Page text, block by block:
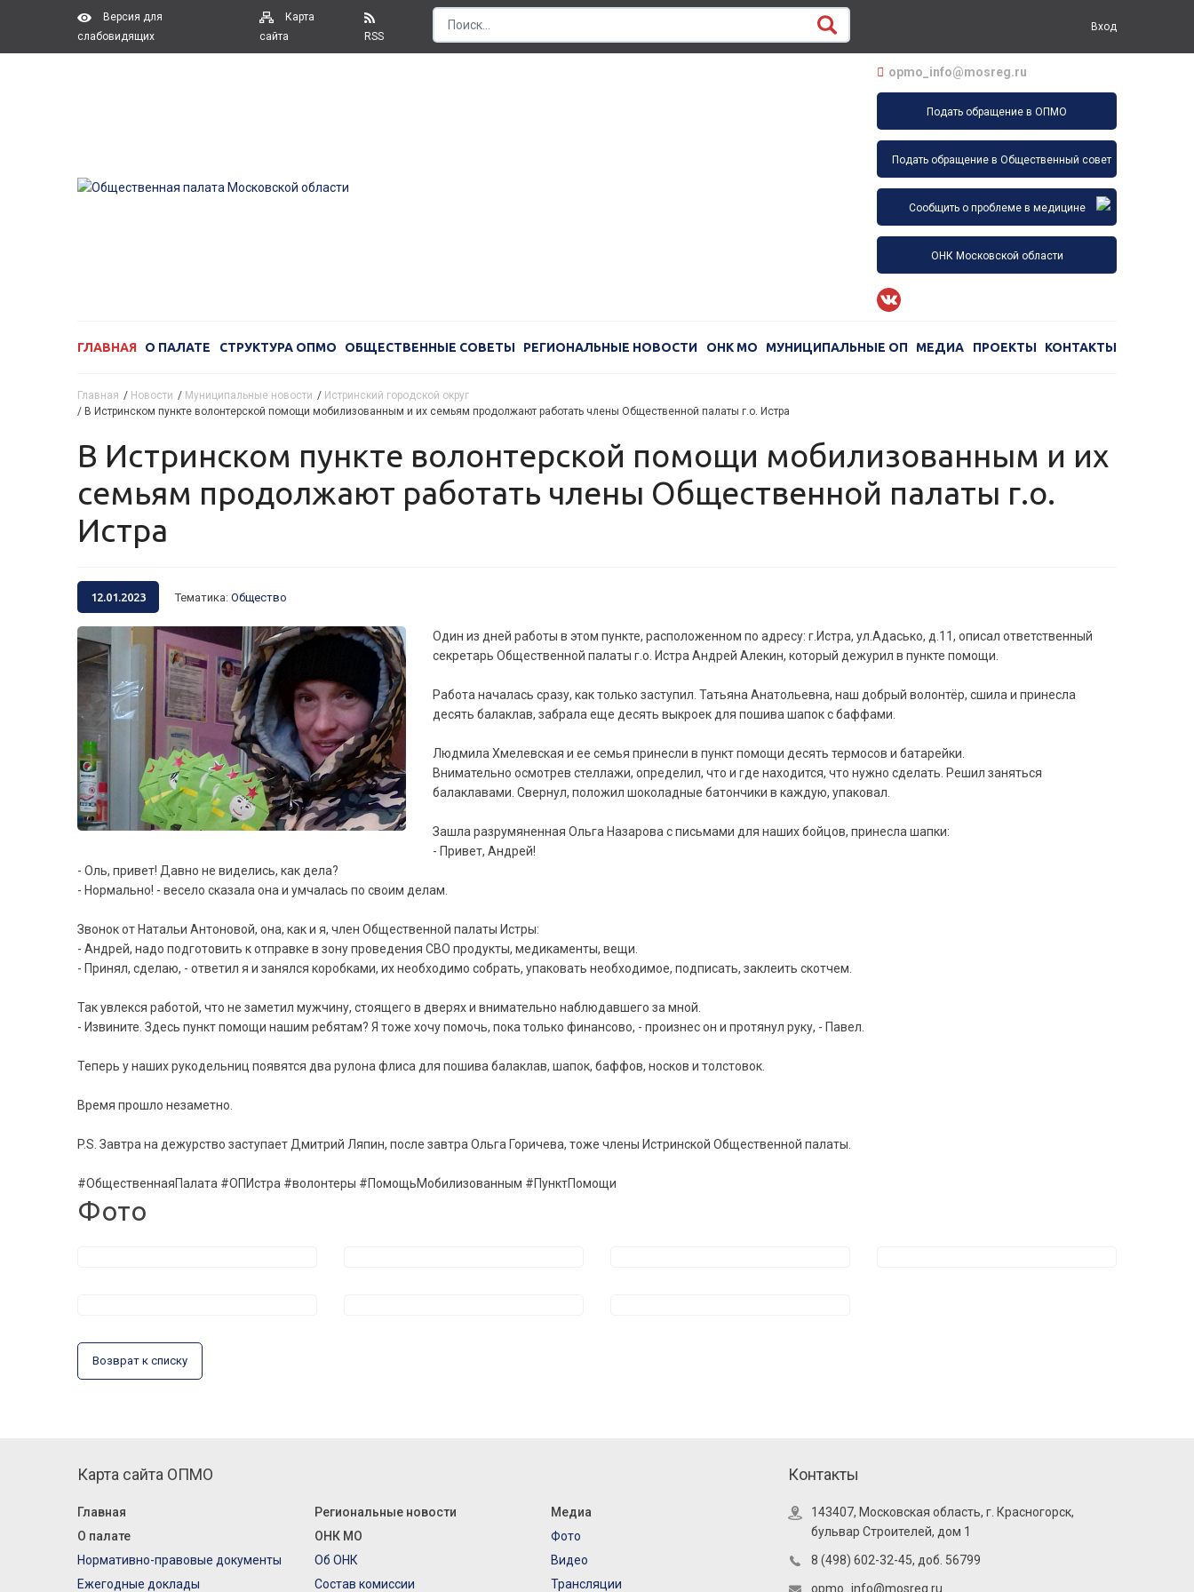
Версия для
слабовидящих
Карта
сайта
RSS
Вход
opmo_info@mosreg.ru
Подать обращение в ОПМО
Подать обращение в Общественный совет
Сообщить о проблеме в медицине
ОНК Московской области
ГЛАВНАЯ О ПАЛАТЕ СТРУКТУРА ОПМО ОБЩЕСТВЕННЫЕ СОВЕТЫ РЕГИОНАЛЬНЫЕ НОВОСТИ ОНК МО МУНИЦИПАЛЬНЫЕ ОП МЕДИА ПРОЕКТЫ КОНТАКТЫ
Главная / Новости / Муниципальные новости / Истринский городской округ
/ В Истринском пункте волонтерской помощи мобилизованным и их семьям продолжают работать члены Общественной палаты г.о. Истра
В Истринском пункте волонтерской помощи мобилизованным и их
семьям продолжают работать члены Общественной палаты г.о.
Истра
12.01.2023 Тематика: Общество
Один из дней работы в этом пункте, расположенном по адресу: г.Истра, ул.Адасько, д.11, описал ответственный
секретарь Общественной палаты г.о. Истра Андрей Алекин, который дежурил в пункте помощи.
Работа началась сразу, как только заступил. Татьяна Анатольевна, наш добрый волонтёр, сшила и принесла
десять балаклав, забрала еще десять выкроек для пошива шапок с баффами.
Людмила Хмелевская и ее семья принесли в пункт помощи десять термосов и батарейки.
Внимательно осмотрев стеллажи, определил, что и где находится, что нужно сделать. Решил заняться
балаклавами. Свернул, положил шоколадные батончики в каждую, упаковал.
Зашла разрумяненная Ольга Назарова с письмами для наших бойцов, принесла шапки:
- Привет, Андрей!
- Оль, привет! Давно не виделись, как дела?
- Нормально! - весело сказала она и умчалась по своим делам.
Звонок от Натальи Антоновой, она, как и я, член Общественной палаты Истры:
- Андрей, надо подготовить к отправке в зону проведения СВО продукты, медикаменты, вещи.
- Принял, сделаю, - ответил я и занялся коробками, их необходимо собрать, упаковать необходимое, подписать, заклеить скотчем.
Так увлекся работой, что не заметил мужчину, стоящего в дверях и внимательно наблюдавшего за мной.
- Извините. Здесь пункт помощи нашим ребятам? Я тоже хочу помочь, пока только финансово, - произнес он и протянул руку, - Павел.
Теперь у наших рукодельниц появятся два рулона флиса для пошива балаклав, шапок, баффов, носков и толстовок.
Время прошло незаметно.
P.S. Завтра на дежурство заступает Дмитрий Ляпин, после завтра Ольга Горичева, тоже члены Истринской Общественной палаты.
#ОбщественнаяПалата #ОПИстра #волонтеры #ПомощьМобилизованным #ПунктПомощи
Фото
Возврат к списку
Карта сайта ОПМО
Главная
О палате
Нормативно-правовые документы
Ежегодные доклады
Региональные новости
ОНК МО
Об ОНК
Состав комиссии
Медиа
Фото
Видео
Трансляции
Контакты
143407, Московская область, г. Красногорск,
бульвар Строителей, дом 1
8 (498) 602-32-45, доб. 56799
opmo_info@mosreg.ru